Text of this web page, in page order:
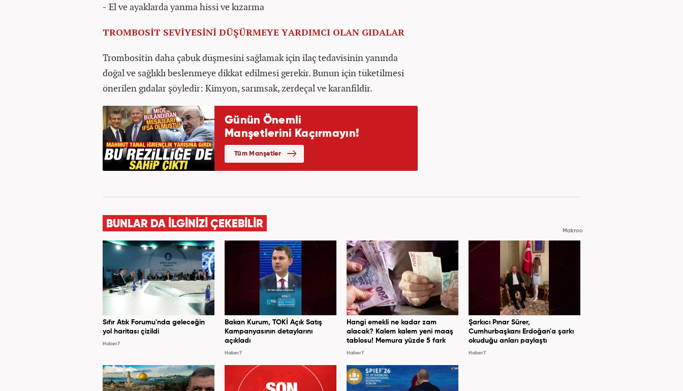
- El ve ayaklarda yanma hissi ve kızarma
TROMBOSİT SEVİYESİNİ DÜŞÜRMEYE YARDIMCI OLAN GIDALAR
Trombositin daha çabuk düşmesini sağlamak için ilaç tedavisinin yanında
doğal ve sağlıklı beslenmeye dikkat edilmesi gerekir. Bunun için tüketilmesi
önerilen gıdalar şöyledir: Kimyon, sarımsak, zerdeçal ve karanfildir.
BUNLAR DA İLGİNİZİ ÇEKEBİLİR
Makroo
Sıfır Atık Forumu'nda geleceğin
yol haritası çizildi
Haber7
Bakan Kurum, TOKİ Açık Satış
Kampanyasının detaylarını
açıkladı
Haber7
Hangi emekli ne kadar zam
alacak? Kalem kalem yeni maaş
tablosu! Memura yüzde 5 fark
Haber7
Şarkıcı Pınar Sürer,
Cumhurbaşkanı Erdoğan'a şarkı
okuduğu anları paylaştı
Haber7